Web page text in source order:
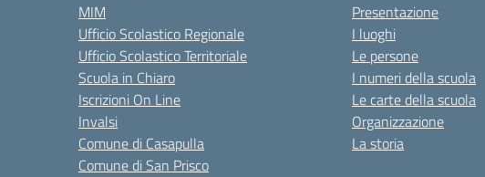
MIM
Ufficio Scolastico Regionale
Ufficio Scolastico Territoriale
Scuola in Chiaro
Iscrizioni On Line
Invalsi
Comune di Casapulla
Comune di San Prisco
Presentazione
I luoghi
Le persone
I numeri della scuola
Le carte della scuola
Organizzazione
La storia